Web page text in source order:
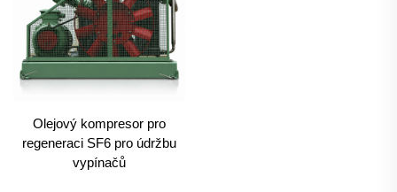
Olejový kompresor pro
regeneraci SF6 pro údržbu
vypínačů